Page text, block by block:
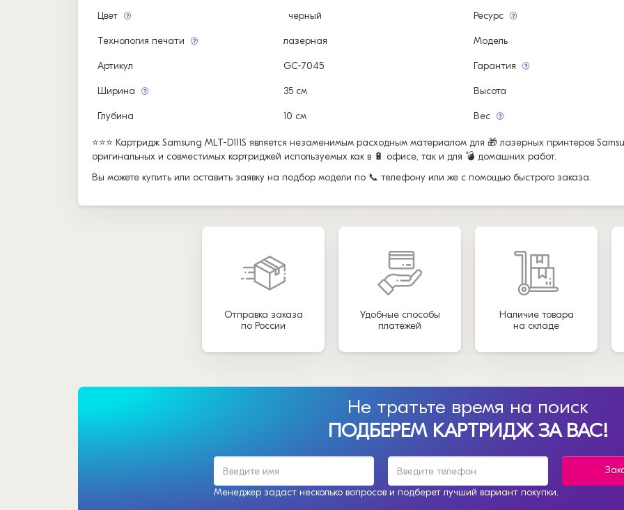
Цвет черный Ресурс
Технология печати лазерная Модель
Артикул GC-7045 Гарантия
Ширина 35 см Высота
Глубина 10 см Вес
⭐⭐⭐ Картридж Samsung MLT-D111S является незаменимым расходным материалом для 🎁 лазерных принтеров
оригинальных и совместимых картриджей используемых как в 🔋 офисе, так и для 💣 домашних работ.
Вы можете купить или оставить заявку на подбор модели по 📞 телефону или же с помощью быстрого заказа.
Отправка заказа
по России
Удобные способы
платежей
Наличие товара
на складе
Не тратьте время на поиск
ПОДБЕРЕМ КАРТРИДЖ ЗА ВАС!
Менеджер задаст несколько вопросов и подберет лучший вариант покупки.